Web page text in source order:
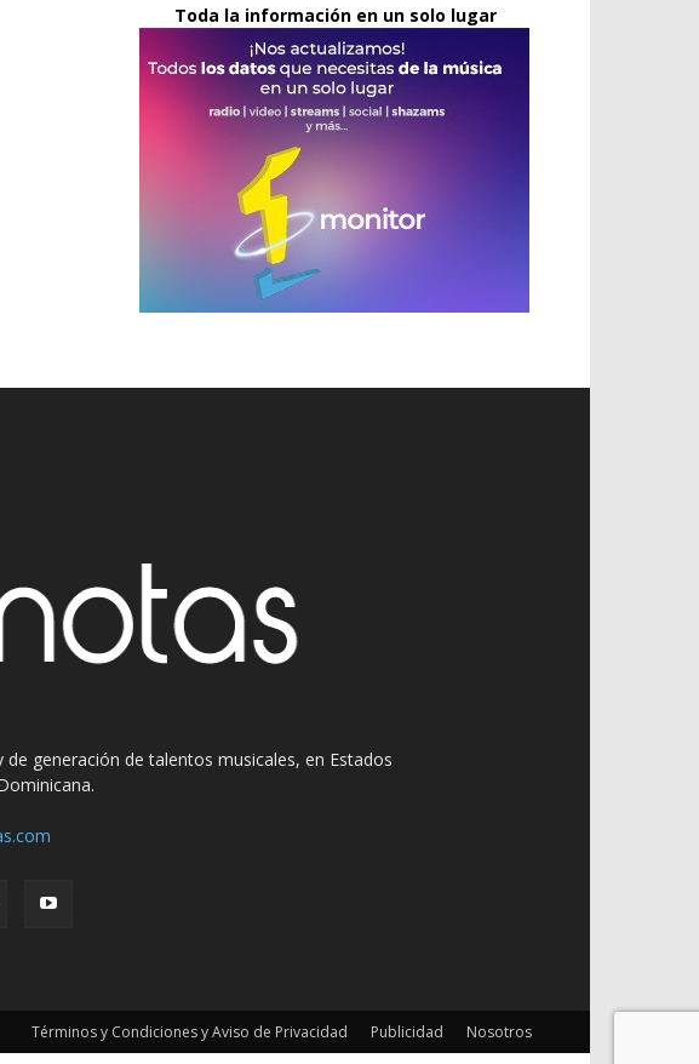
Toda la información en un solo lugar
generación de talentos musicales, en Estados
Términos y Condiciones y Aviso de Privacidad Publicidad Nosotros